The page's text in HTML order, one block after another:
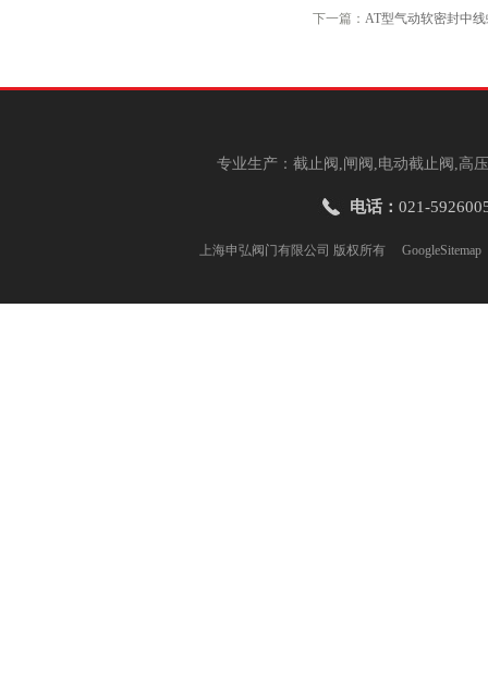
下一篇： AT型气动软密封中
专业生产：截止阀,闸阀,电动截止阀,高
电话： 021-
上海申弘阀门有限公司 版权所有 GoogleSitemap